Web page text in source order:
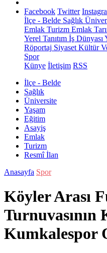
Facebook Twitter
İlçe - Belde Sağlık
Emlak Turizm Emlak
Yerel Tanıtım İş Dünyası
Röportaj Siyaset Kültür
Spor
Künye İletişim RSS
İlçe - Belde
Sağlık
Üniversite
Yaşam
Eğitim
Asayiş
Emlak
Turizm
Resmî İlan
Anasayfa Spor
Köyler Arası
Turnuvasının
Kumkalespor